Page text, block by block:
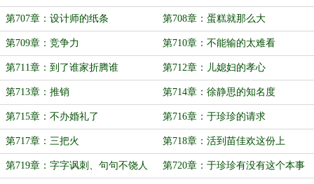
第707章：设计师的纸条 第708章：蛋糕就那么大
第709章：竞争力 第710章：不能输的太难看
第711章：到了谁家折腾谁 第712章：儿媳妇的孝心
第713章：推销 第714章：徐静思的知名度
第715章：不办婚礼了 第716章：于珍珍的请求
第717章：三把火 第718章：活到苗佳欢这份上
第719章：字字讽刺、句句不饶人 第720章：于珍珍有没有这个本事